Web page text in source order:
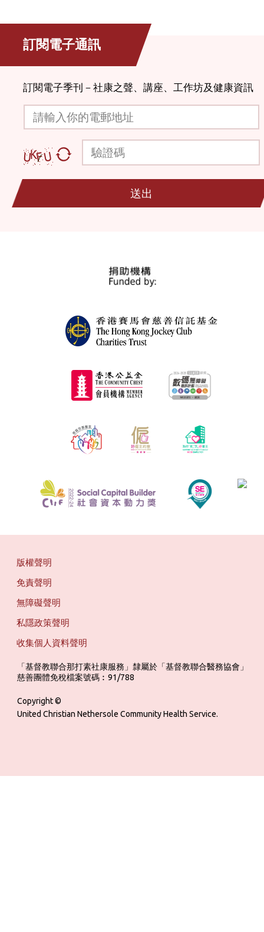
訂閱電子通訊
訂閱電子季刊－社康之聲、講座、工作坊及健康資訊
請輸入你的電郵地址
驗證碼
送出
版權聲明
免責聲明
無障礙聲明
私隱政策聲明
收集個人資料聲明
「基督教聯合那打素社康服務」隸屬於「基督教聯合醫務協會」
慈善團體免稅檔案號碼︰91/788
Copyright ©
United Christian Nethersole Community Health Service.